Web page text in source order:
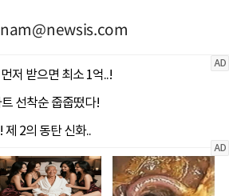
nam@newsis.com